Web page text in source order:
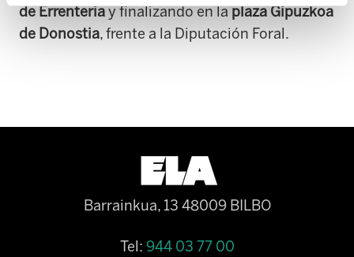
de Errenteriay finalizando en laplaza Gipuzkoa
de Donostia, frente a la Diputación Foral.
Barrainkua, 13 48009 BILBO
Tel: 944 03 77 00